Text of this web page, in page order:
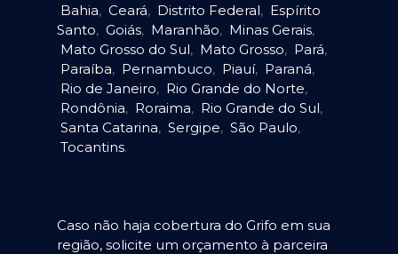
Bahia, Ceará, Distrito Federal, Espírito
Santo, Goiás, Maranhão, Minas Gerais,
Mato Grosso do Sul, Mato Grosso, Pará,
Paraíba, Pernambuco, Piauí, Paraná,
Rio de Janeiro, Rio Grande do Norte,
Rondônia, Roraima, Rio Grande do Sul,
Santa Catarina, Sergipe, São Paulo,
Tocantins.
Caso não haja cobertura do Grifo em sua
região, solicite um orçamento à parceira